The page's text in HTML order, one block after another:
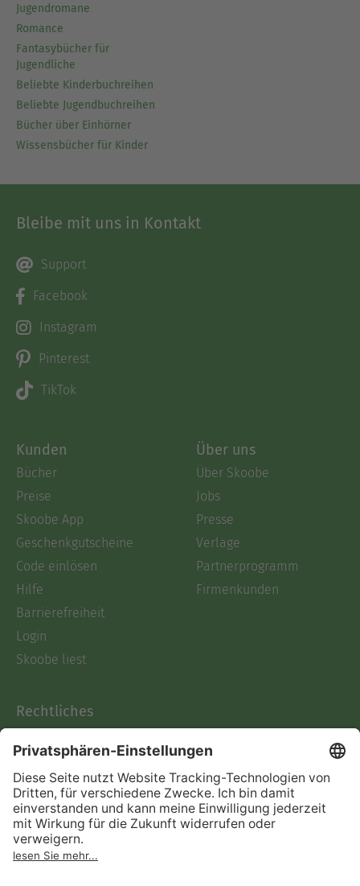
Jugendromane
Romance
Fantasybücher für
Jugendliche
Beliebte Kinderbuchreihen
Beliebte Jugendbuchreihen
Bücher über Einhörner
Wissensbücher für Kinder
Bleibe mit uns in Kontakt
Support
Facebook
Instagram
Pinterest
TikTok
Kunden
Bücher
Preise
Skoobe App
Geschenkgutscheine
Code einlösen
Hilfe
Barrierefreiheit
Login
Skoobe liest
Über uns
Über Skoobe
Jobs
Presse
Verlage
Partnerprogramm
Firmenkunden
Rechtliches
AGB
Informationen nach Data
Act
Verträge hier kündigen
Impressum